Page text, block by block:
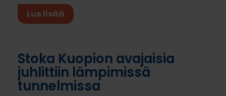
Lue lisää
Stoka Kuopion avajaisia
juhlittiin lämpimissä
tunnelmissa